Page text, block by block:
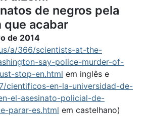
de negros pela
que acabar
de 2014
a/366/scientists-at-the-
say-police-murder-of-
stop-en.html em inglês e
cientificos-en-la-universidad-de-
el-asesinato-policial-de-
parar-es.html em castelhano)